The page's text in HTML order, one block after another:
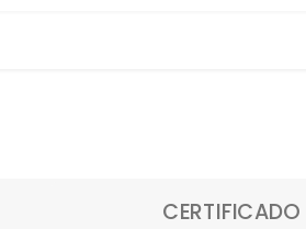
CERTIFICADO